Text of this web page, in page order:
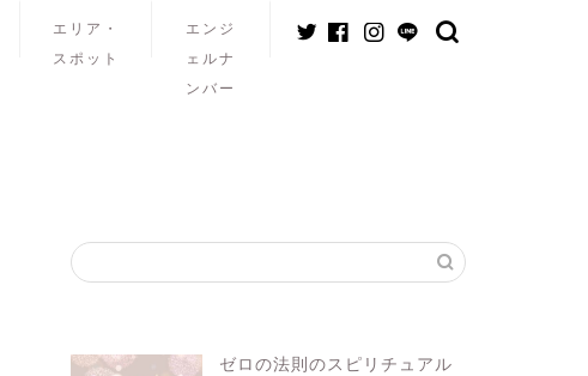
エリア・
スポット
エンジ
ェルナ
ンバー
ゼロの法則のスピリチュアル